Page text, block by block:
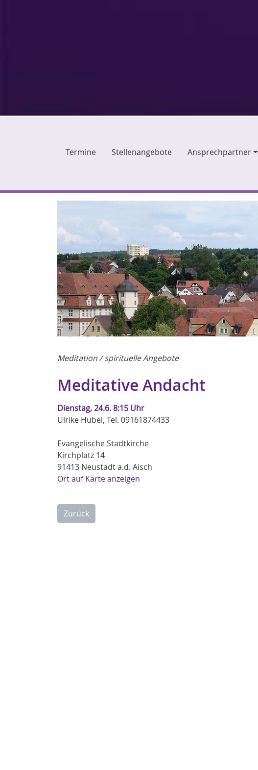
Termine Stellenangebote Ansprechpartner
Meditation / spirituelle Angebote
Meditative Andacht
Dienstag, 24.6. 8:15 Uhr
Ulrike Hubel, Tel. 09161874433
Evangelische Stadtkirche
Kirchplatz 14
91413 Neustadt a.d. Aisch
Ort auf Karte anzeigen
Zurück